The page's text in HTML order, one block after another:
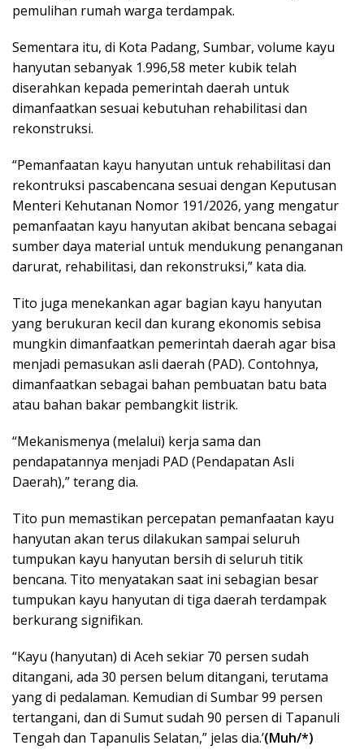
pemulihan rumah warga terdampak.
Sementara itu, di Kota Padang, Sumbar, volume kayu
hanyutan sebanyak 1.996,58 meter kubik telah
diserahkan kepada pemerintah daerah untuk
dimanfaatkan sesuai kebutuhan rehabilitasi dan
rekonstruksi.
“Pemanfaatan kayu hanyutan untuk rehabilitasi dan
rekontruksi pascabencana sesuai dengan Keputusan
Menteri Kehutanan Nomor 191/2026, yang mengatur
pemanfaatan kayu hanyutan akibat bencana sebagai
sumber daya material untuk mendukung penanganan
darurat, rehabilitasi, dan rekonstruksi,” kata dia.
Tito juga menekankan agar bagian kayu hanyutan
yang berukuran kecil dan kurang ekonomis sebisa
mungkin dimanfaatkan pemerintah daerah agar bisa
menjadi pemasukan asli daerah (PAD). Contohnya,
dimanfaatkan sebagai bahan pembuatan batu bata
atau bahan bakar pembangkit listrik.
“Mekanismenya (melalui) kerja sama dan
pendapatannya menjadi PAD (Pendapatan Asli
Daerah),” terang dia.
Tito pun memastikan percepatan pemanfaatan kayu
hanyutan akan terus dilakukan sampai seluruh
tumpukan kayu hanyutan bersih di seluruh titik
bencana. Tito menyatakan saat ini sebagian besar
tumpukan kayu hanyutan di tiga daerah terdampak
berkurang signifikan.
“Kayu (hanyutan) di Aceh sekiar 70 persen sudah
ditangani, ada 30 persen belum ditangani, terutama
yang di pedalaman. Kemudian di Sumbar 99 persen
tertangani, dan di Sumut sudah 90 persen di Tapanuli
Tengah dan Tapanulis Selatan,” jelas dia.’(Muh/*)